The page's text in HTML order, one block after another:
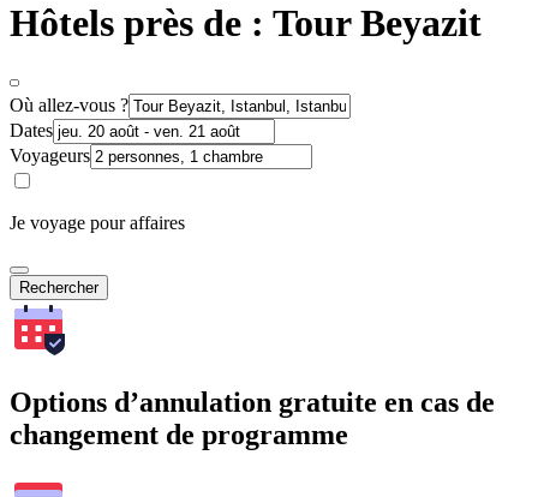
Hôtels près de : Tour Beyazit
Où allez-vous ?
Dates
Voyageurs
Je voyage pour affaires
Rechercher
Options d’annulation gratuite en cas de
changement de programme